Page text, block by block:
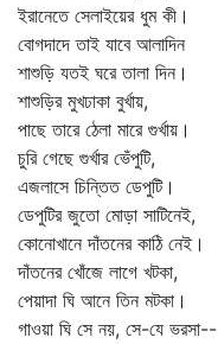
ইরানেতে সেলাইয়ের ধুম কী।
বোগদাদে তাই যাবে আলাদিন
শাশুড়ি যতই ঘরে তালা দিন।
শাশুড়ির মুখঢাকা বুর্খায়,
পাছে তারে ঠেলা মারে গুর্খায়।
চুরি গেছে গুর্খার ভেঁপুটি,
এজলাসে চিন্তিত ডেপুটি।
ডেপুটির জুতো মোড়া সাটিনেই,
কোনোখানে দাঁতনের কাঠি নেই।
দাঁতনের খোঁজে লাগে খটকা,
পেয়াদা ঘি আনে তিন মটকা।
গাওয়া ঘি সে নয়, সে-যে ভরসা--